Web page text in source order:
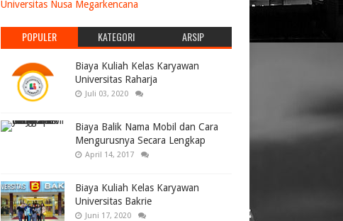
Universitas Nusa Megarkencana
POPULER KATEGORI ARSIP
Biaya Kuliah Kelas Karyawan
Universitas Raharja
Juli 03, 2020
Biaya Balik Nama Mobil dan Cara
Mengurusnya Secara Lengkap
April 14, 2017
Biaya Kuliah Kelas Karyawan
Universitas Bakrie
Juni 17, 2020